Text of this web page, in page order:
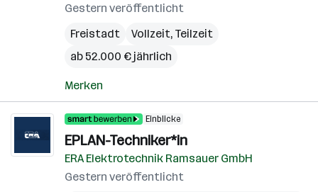
Gestern veröffentlicht
Freistadt
Vollzeit, Teilzeit
ab 52.000 € jährlich
Merken
Einblicke
EPLAN-Techniker*in
ERA Elektrotechnik Ramsauer GmbH
Gestern veröffentlicht